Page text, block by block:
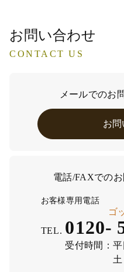
お問い合わせ
CONTACT US
メールでのお
お問
電話/FAXでの
お客様専用電話
TEL. 0120-
ゴ
受付時間： 平